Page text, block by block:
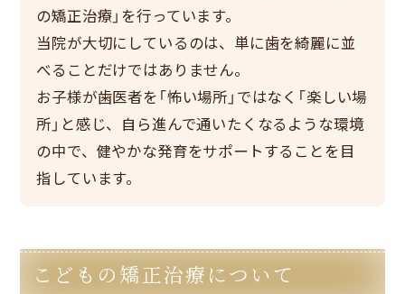
の矯正治療」を行っています。
当院が大切にしているのは、単に歯を綺麗に並
べることだけではありません。
お子様が歯医者を「怖い場所」ではなく「楽しい場
所」と感じ、自ら進んで通いたくなるような環境
の中で、健やかな発育をサポートすることを目
指しています。
こどもの矯正治療について